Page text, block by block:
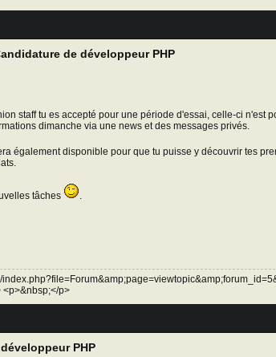
de développeur PHP
staff tu es accepté pour une période d'essai, celle-ci n'est
dimanche via une news et des messages privés.
également disponible pour que tu puisse y découvrir tes
tâches .
p>
PHP